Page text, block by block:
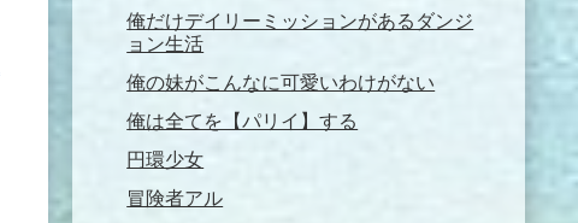
俺だけデイリーミッションがあるダンジ
ョン生活
俺の妹がこんなに可愛いわけがない
俺は全てを【パリイ】する
円環少女
冒険者アル